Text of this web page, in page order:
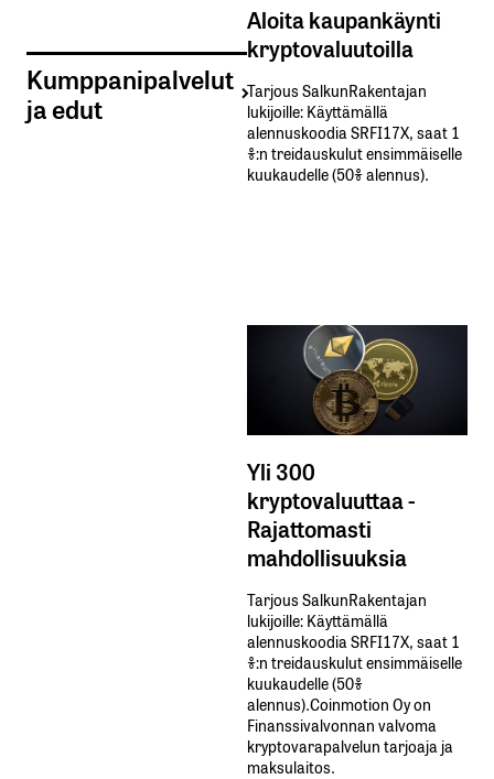
Kumppanipalvelut
ja edut
Aloita kaupankäynti
kryptovaluutoilla
Tarjous SalkunRakentajan
lukijoille: Käyttämällä​ ​
alennuskoodia​ ​SRFI17X,​ ​saat​ ​1
%:n treidauskulut​ ​ensimmäiselle​ ​
kuukaudelle​ ​(50%​ ​alennus).
Yli 300
kryptovaluuttaa -
Rajattomasti
mahdollisuuksia
Tarjous SalkunRakentajan
lukijoille: Käyttämällä​ ​
alennuskoodia​ ​SRFI17X,​ ​saat​ ​1
%:n treidauskulut​ ​ensimmäiselle​ ​
kuukaudelle​ ​(50%​ ​
alennus).Coinmotion Oy on
Finanssivalvonnan valvoma
kryptovarapalvelun tarjoaja ja
maksulaitos.